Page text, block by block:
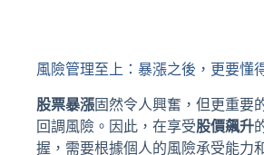
風險管理至上：暴漲之後，更要懂
股票暴漲固然令人興奮，但更重要
回調風險。因此，在享受股價飆升
握，需要根據個人的風險承受能力